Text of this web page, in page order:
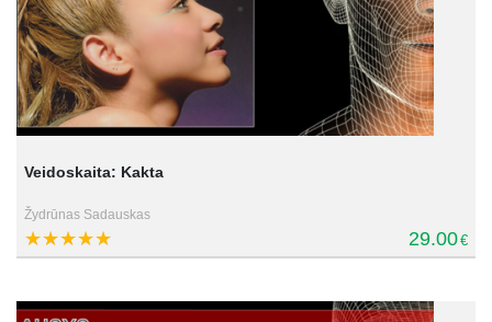
Veidoskaita: Kakta
Žydrūnas Sadauskas
29.00€